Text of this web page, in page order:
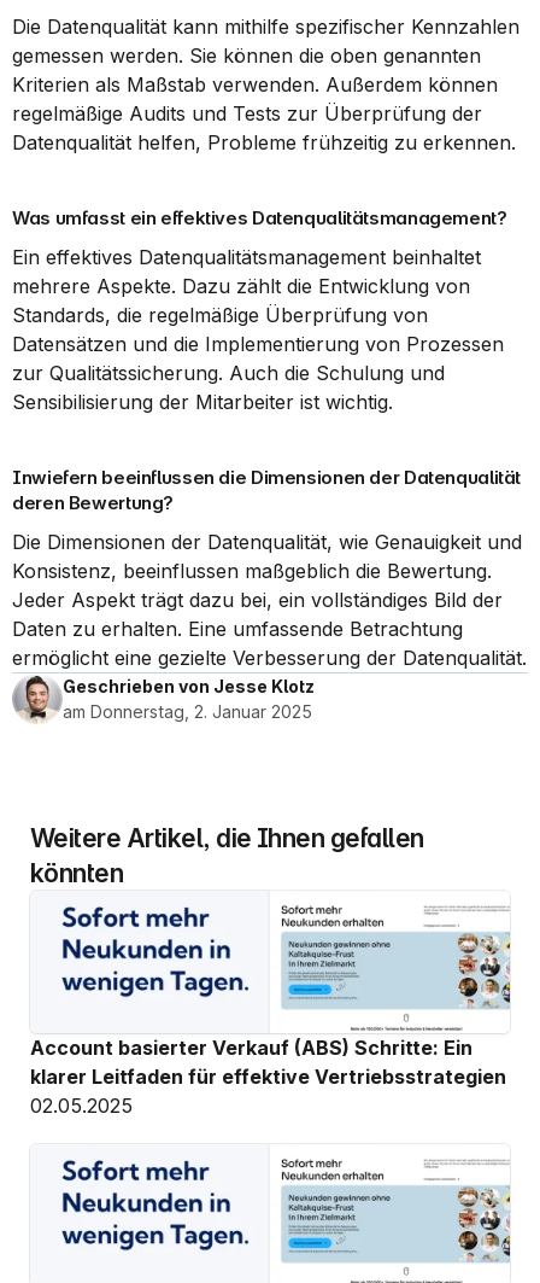
Die Datenqualität kann mithilfe spezifischer Kennzahlen
gemessen werden. Sie können die oben genannten
Kriterien als Maßstab verwenden. Außerdem können
regelmäßige Audits und Tests zur Überprüfung der
Datenqualität helfen, Probleme frühzeitig zu erkennen.
Was umfasst ein effektives Datenqualitätsmanagement?
Ein effektives Datenqualitätsmanagement beinhaltet
mehrere Aspekte. Dazu zählt die Entwicklung von
Standards, die regelmäßige Überprüfung von
Datensätzen und die Implementierung von Prozessen
zur Qualitätssicherung. Auch die Schulung und
Sensibilisierung der Mitarbeiter ist wichtig.
Inwiefern beeinflussen die Dimensionen der Datenqualität
deren Bewertung?
Die Dimensionen der Datenqualität, wie Genauigkeit und
Konsistenz, beeinflussen maßgeblich die Bewertung.
Jeder Aspekt trägt dazu bei, ein vollständiges Bild der
Daten zu erhalten. Eine umfassende Betrachtung
ermöglicht eine gezielte Verbesserung der Datenqualität.
Geschrieben von Jesse Klotz
am Donnerstag, 2. Januar 2025
Weitere Artikel, die Ihnen gefallen
könnten
Account basierter Verkauf (ABS) Schritte: Ein
klarer Leitfaden für effektive Vertriebsstrategien
02.05.2025